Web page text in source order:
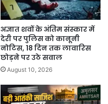
अज्ञात शवों के अंतिम संस्कार में
देरी पर पुलिस को कानूनी
नोटिस, 18 दिन तक लावारिस
छोड़ने पर उठे सवाल
August 10, 2026